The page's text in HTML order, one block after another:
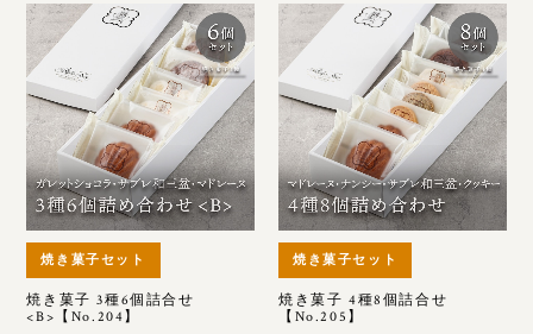
焼き菓子セット
焼き菓子 3種6個詰合せ
<B>【No.204】
焼き菓子セット
焼き菓子 4種8個詰合せ
【No.205】